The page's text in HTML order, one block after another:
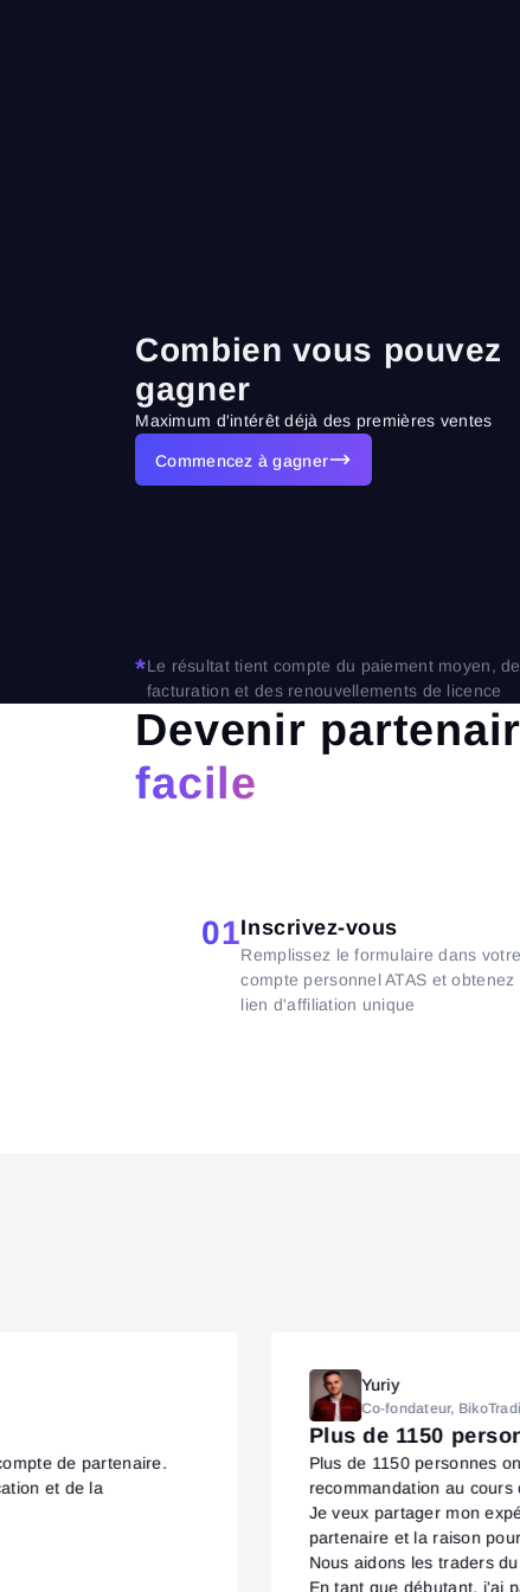
Combien vous pouvez
gagner
Maximum d'intérêt déjà des premières ventes
Commencez à gagner
*Le résultat tient compte du paiement moyen,
facturation et des renouvellements de licence
Devenir
facile
01Inscrivez-vous
Remplissez le formulaire dans votre
compte personnel ATAS et obtenez
lien d'affiliation unique
de partenaire.
et de la
Yuriy
Co-fondateur,
Plus de 1150
Plus de 1150 personnes
recommandation au
Je veux partager mon
partenaire et la raison
Nous aidons les traders
En tant que débutant, j'ai